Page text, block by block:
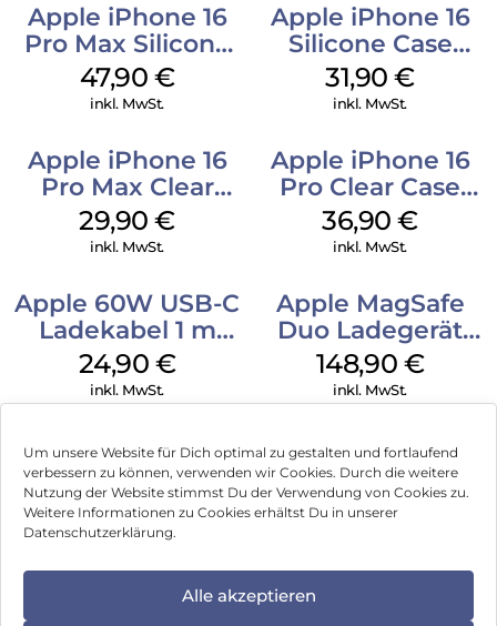
Um unsere Website für Dich optimal zu gestalten und fortlaufend
verbessern zu können, verwenden wir Cookies. Durch die weitere
Nutzung der Website stimmst Du der Verwendung von Cookies zu.
Weitere Informationen zu Cookies erhältst Du in unserer
Datenschutzerklärung.
Alle akzeptieren
Apple iPhone 16
Pro Max Silicone
Case MagSafe
Black
47,90 €
inkl. MwSt.
Apple iPhone 16
Silicone Case
MagSafe Fuchsia
31,90€
inkl. MwSt.
Apple iPhone 16
Pro Max Clear
Case MagSafe
Transparent
29,90€
inkl. MwSt.
Apple iPhone 16
Pro Clear Case
MagSafe
Transparent
36,90€
inkl. MwSt.
Apple 60W USB-C
Ladekabel 1 m
Weiß
24,90 €
inkl. MwSt.
Apple MagSafe
Duo Ladegerät
Weiß
148,90 €
inkl. MwSt.
Impressum
Können wir Dir behilflich sein?